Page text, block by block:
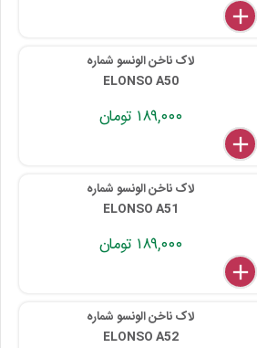
delete
remove
add
لاک ناخن الونسو شماره
ELONSO A50
۱۸۹,۰۰۰ تومان
delete
remove
add
لاک ناخن الونسو شماره
ELONSO A51
۱۸۹,۰۰۰ تومان
delete
remove
add
لاک ناخن الونسو شماره
ELONSO A52